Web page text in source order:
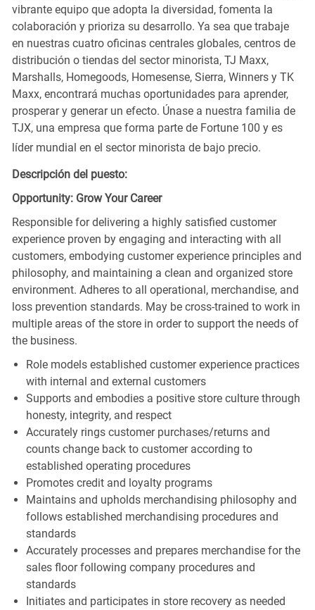
vibrante equipo que adopta la diversidad, fomenta la
colaboración y prioriza su desarrollo. Ya sea que trabaje
en nuestras cuatro oficinas centrales globales, centros de
distribución o tiendas del sector minorista, TJ Maxx,
Marshalls, Homegoods, Homesense, Sierra, Winners y TK
Maxx, encontrará muchas oportunidades para aprender,
prosperar y generar un efecto. Únase a nuestra familia de
TJX, una empresa que forma parte de Fortune 100 y es
líder mundial en el sector minorista de bajo precio.
Descripción del puesto:
Opportunity: Grow Your Career
Responsible for delivering a highly satisfied customer
experience proven by engaging and interacting with all
customers, embodying customer experience principles and
philosophy, and maintaining a clean and organized store
environment. Adheres to all operational, merchandise, and
loss prevention standards. May be cross-trained to work in
multiple areas of the store in order to support the needs of
the business.
Role models established customer experience practices
with internal and external customers
Supports and embodies a positive store culture through
honesty, integrity, and respect
Accurately rings customer purchases/returns and
counts change back to customer according to
established operating procedures
Promotes credit and loyalty programs
Maintains and upholds merchandising philosophy and
follows established merchandising procedures and
standards
Accurately processes and prepares merchandise for the
sales floor following company procedures and
standards
Initiates and participates in store recovery as needed